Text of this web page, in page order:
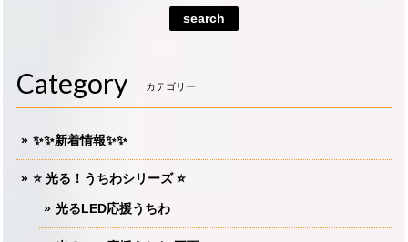
search
Category カテゴリー
✨✨新着情報✨✨
⭐️ 光る！うちわシリーズ ⭐️
光るLED応援うちわ